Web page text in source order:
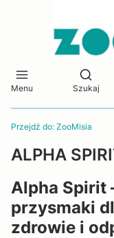
Menu Szukaj
Przejdź do: ZooMisia
ALPHA
Alpha Spirit
przysmaki
zdrowie i